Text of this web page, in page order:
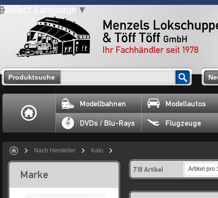
Select Language ▼
Produktsuche
Modellbahnen Modellautos
DVDs / Blu-Rays Flugzeuge
Nach Hersteller Kato
Marke 718 Artikel Artikel pro